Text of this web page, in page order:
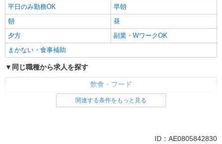
平日のみ勤務OK
早朝
朝
昼
夕方
副業・WワークOK
まかない・食事補助
同じ職種から求人を探す
飲食・フード
調理・調理補助・調理師関連する条件をもっと見る
ID：AE0805842830